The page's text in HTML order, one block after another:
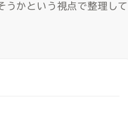
うかという視点で整理して